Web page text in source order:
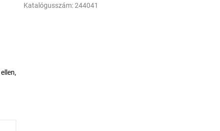
Katalógusszám:244041